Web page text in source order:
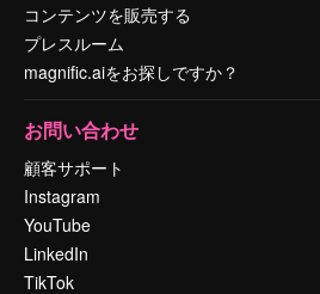
コンテンツを販売する
プレスルーム
magnific.aiをお探しですか？
お問い合わせ
顧客サポート
Instagram
YouTube
LinkedIn
TikTok